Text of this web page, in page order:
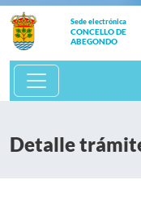
Sede electrónica
CONCELLO DE
ABEGONDO
Detalle